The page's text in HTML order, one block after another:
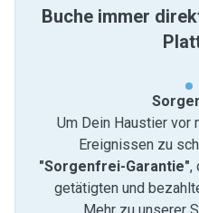
Buche immer
Um Dein Haustier vor
Ereignissen zu
"Sorgenfrei-Garantie",
getätigten und